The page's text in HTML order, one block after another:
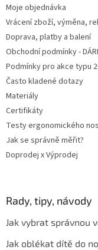
Moje objednávka
Vrácení zboží, výměna,
Doprava, platby a balení
Obchodní podmínky -
Podmínky pro akce typu
Často kladené dotazy
Materiály
Certifikáty
Testy ergonomického
Jak se správně měřit?
Doprodej x Výprodej
Rady, tipy, návody
Jak vybrat správnou
Jak oblékat dítě do